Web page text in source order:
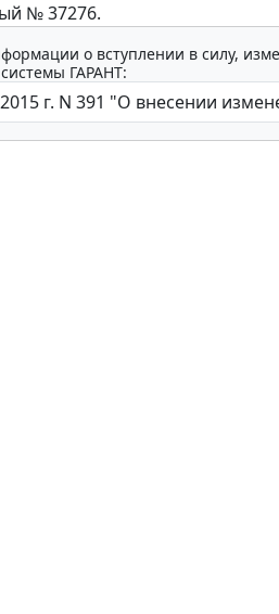
№ 37276.
о вступлении в силу,
ГАРАНТ: